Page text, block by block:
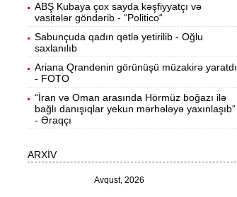
Bağlanan universitetin müəllimləri
narazıdır -İşsiz qalıblar
10:02 Pakistanda leysan yağışları -150-dən
çox insan ölüb
9:48
II Qaregin məhkəmə qarşısına çıxarılır -
Ermənistan tarixində ilk
gözlənilir“ -
Ən çox çörək və ət yeyən bölgələr -
ABŞ Kubaya çox sayda kəşfiyyatçı və
vasitələr göndərib - “Politico“
Sabunçuda qadın qətlə yetirilib - Oğlu
saxlanılıb
Ariana Qrandenin görünüşü müzakirə yaratdı
- FOTO
“İran və Oman arasında Hörmüz boğazı ilə
bağlı danışıqlar yekun mərhələyə yaxınlaşıb“
- Əraqçı
ARXİV
Avqust, 2026